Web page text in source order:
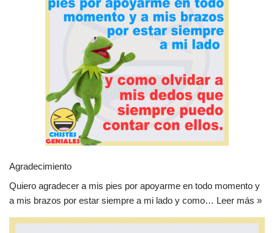
Agradecimiento
Quiero agradecer a mis pies por apoyarme en todo momento y
a mis brazos por estar siempre a mi lado y como… Leer más »